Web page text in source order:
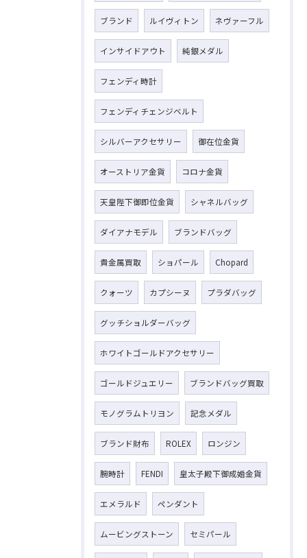
ブランド ルイヴィトン ネヴァーフル
インサイドアウト 純銀メダル
フェンディ時計
フェンディチェンジベルト
シルバーアクセサリー 御在位金貨
オーストリア金貨 コロナ金貨
天皇陛下御即位金貨 シャネルバッグ
ダイアナモデル ブランドバッグ
貴金属買取 ショパール Chopard
クォーツ カプシーヌ プラダバッグ
グッチショルダーバッグ
ホワイトゴールドアクセサリー
ゴールドジュエリー ブランドバッグ買取
モノグラムトリヨン 記念メダル
ブランド財布 ROLEX ロンジン
腕時計 FENDI 皇太子殿下御成婚金貨
エメラルド ペンダント
ムービングストーン セミパール